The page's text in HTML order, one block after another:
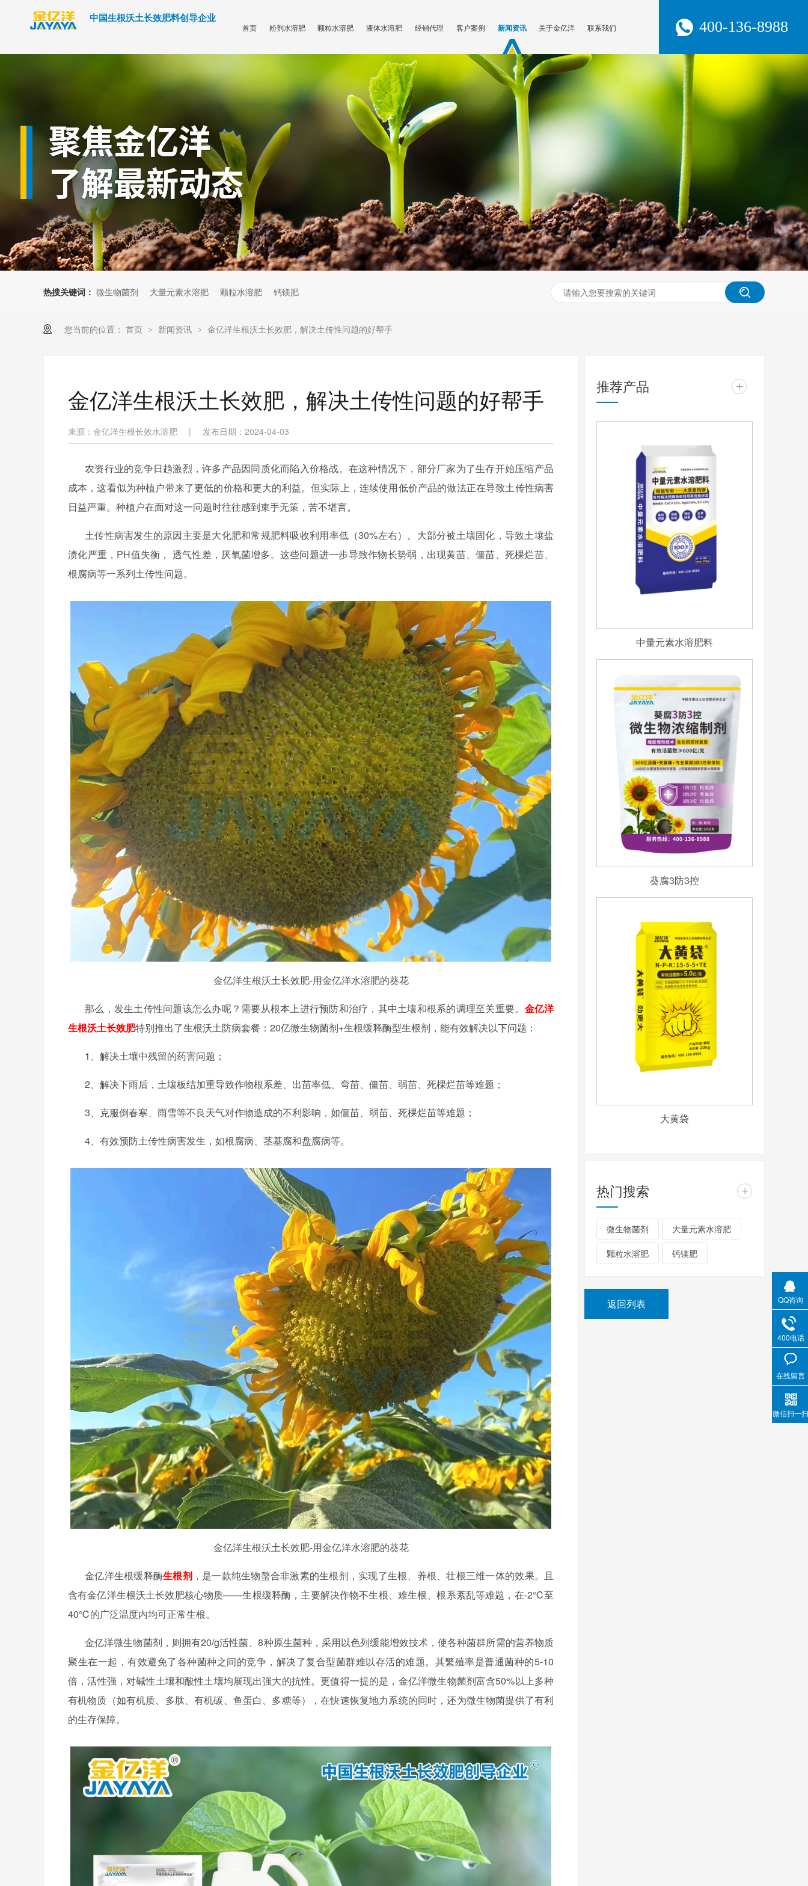
中国生根沃土长效肥料创导企业
400-136-8988
首页 粉剂水溶肥 颗粒水溶肥 液体水溶肥 经销代理 客户案例 新闻资讯 关于金亿洋 联系我们
热搜关键词： 微生物菌剂 大量元素水溶肥 颗粒水溶肥 钙镁肥
您当前的位置： 首页 > 新闻资讯 > 金亿洋生根沃土长效肥，解决土传性问题的好帮手
金亿洋生根沃土长效肥，解决土传性问题的好帮手
来源：金亿洋生根长效水溶肥 | 发布日期：2024-04-03
农资行业的竞争日趋激烈，许多产品因同质化而陷入价格战。在这种情况下，部分厂家为了生存开始压缩产品
成本，这看似为种植户带来了更低的价格和更大的利益。但实际上，连续使用低价产品的做法正在导致土传性病害
日益严重。种植户在面对这一问题时往往感到束手无策，苦不堪言。
土传性病害发生的原因主要是大化肥和常规肥料吸收利用率低（30%左右）。大部分被土壤固化，导致土壤盐
渍化严重，PH值失衡， 透气性差，厌氧菌增多。这些问题进一步导致作物长势弱，出现黄苗、僵苗、死棵烂苗、
根腐病等一系列土传性问题。
金亿洋生根沃土长效肥-用金亿洋水溶肥的葵花
那么，发生土传性问题该怎么办呢？需要从根本上进行预防和治疗，其中土壤和根系的调理至关重要。 金亿洋
生根沃土长效肥特别推出了生根沃土防病套餐： 20亿微生物菌剂+生根缓释酶型生根剂，能有效解决以下问题：
1、解决土壤中残留的药害问题；
2、解决下雨后，土壤板结加重导致作物根系差、出苗率低、弯苗、僵苗、弱苗、死棵烂苗等难题；
3、克服倒春寒、雨雪等不良天气对作物造成的不利影响，如僵苗、弱苗、死棵烂苗等难题；
4、有效预防土传性病害发生，如根腐病、茎基腐和盘腐病等。
金亿洋生根沃土长效肥-用金亿洋水溶肥的葵花
金亿洋生根缓释酶生根剂，是一款纯生物螯合非激素的生根剂，实现了生根、养根、壮根三维一体的效果。且
含有金亿洋生根沃土长效肥核心物质——生根缓释酶，主要解决作物不生根、难生根、根系紊乱等难题，在-2℃至
40℃的广泛温度内均可正常生根。
金亿洋微生物菌剂，则拥有20/g活性菌、8种原生菌种，采用以色列缓能增效技术，使各种菌群所需的营养物质
聚生在一起，有效避免了各种菌种之间的竞争，解决了复合型菌群难以存活的难题。其繁殖率是普通菌种的5-10
倍，活性强，对碱性土壤和酸性土壤均展现出强大的抗性。更值得一提的是，金亿洋微生物菌剂富含50%以上多种
有机物质（如有机质、多肽、有机碳、鱼蛋白、多糖等），在快速恢复地力系统的同时，还为微生物菌提供了有利
的生存保障。
推荐产品 +
中量元素水溶肥料
葵腐3防3控
大黄袋
热门搜索 +
微生物菌剂 大量元素水溶肥
颗粒水溶肥 钙镁肥
返回列表 QQ咨询
400电话
在线留言
微信扫一扫